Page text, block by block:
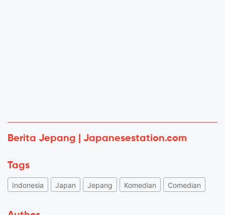
Berita Jepang | Japanesestation.com
Tags
Indonesia Japan Jepang Komedian Comedian